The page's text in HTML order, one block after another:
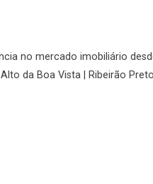
no mercado imobiliário
da Boa Vista | Ribeirão